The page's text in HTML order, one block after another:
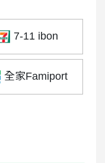
7-11 ibon
全家Famiport